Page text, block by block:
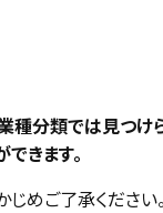
種分類では見つけ
きます。
めご了承ください。